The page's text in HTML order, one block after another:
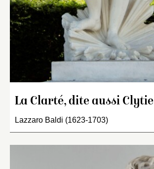
La Clarté, dite aussi Clytie
Lazzaro Baldi (1623-1703)